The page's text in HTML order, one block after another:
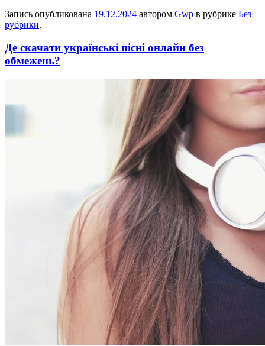
Запись опубликована 19.12.2024 автором Gwp в рубрике Без
рубрики.
Де скачати українські пісні онлайн без
обмежень?